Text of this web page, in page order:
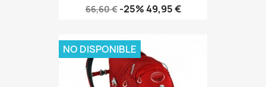
Precio
66,60 € -25%Precio
49,95 €
NO DISPONIBLE